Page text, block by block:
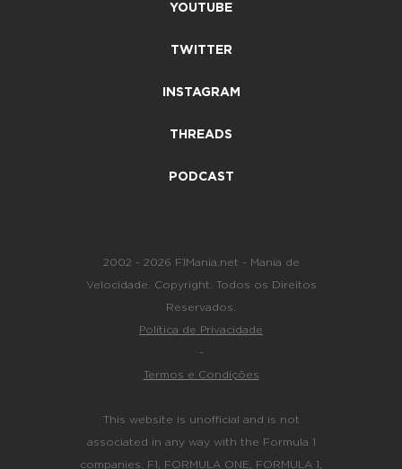
YOUTUBE
TWITTER
INSTAGRAM
THREADS
PODCAST
2002 - 2026 F1Mania.net - Mania de
Velocidade. Copyright. Todos os Direitos
Reservados.
Política de Privacidade
-
Termos e Condições
This website is unofficial and is not
associated in any way with the Formula 1
companies. F1, FORMULA ONE, FORMULA 1,